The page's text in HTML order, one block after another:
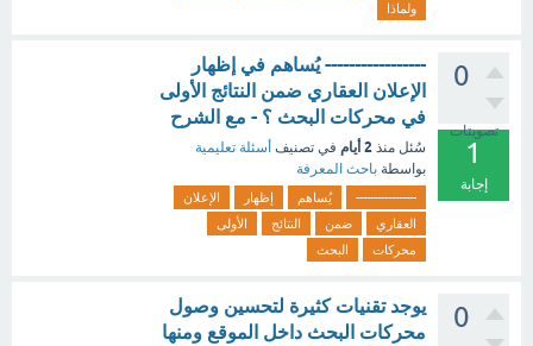
ولماذا
0
تصويتات
1
إجابة
----------------- يُساهم في إظهار
الإعلان العقاري ضمن النتائج الأولى
في محركات البحث ؟ - مع الشرح
سُئل منذ 2 أيام في تصنيف أسئلة تعليمية
بواسطة باحث المعرفة
----------------- يُساهم إظهار
الإعلان
العقاري
ضمن النتائج
الأولى
محركات
البحث
0
يوجد تقنيات كثيرة لتحسين وصول
محركات البحث داخل الموقع ومنها